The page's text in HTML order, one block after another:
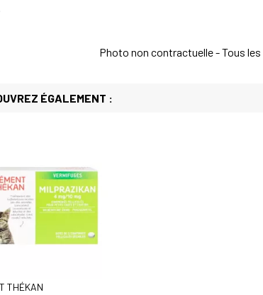
Photo non contractuelle - Tous
ÉGALEMENT :
THÉKAN